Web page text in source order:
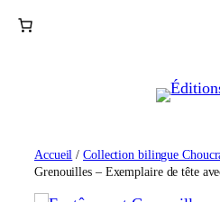
Accueil /Collection bilingue
Grenouilles – Exemplaire de tête